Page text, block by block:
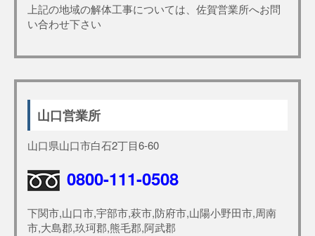
上記の地域の解体工事については、佐賀営業所へお問
い合わせ下さい
山口営業所
山口県山口市白石2丁目6-60
0800-111-0508
下関市,山口市,宇部市,萩市,防府市,山陽小野田市,周南
市,大島郡,玖珂郡,熊毛郡,阿武郡